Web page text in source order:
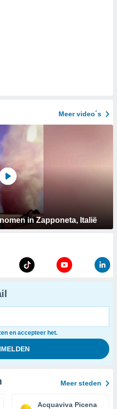
Meer video´s
in Zapponeta, Italië
en accepteer het.
Meer steden
Acquaviva Picena